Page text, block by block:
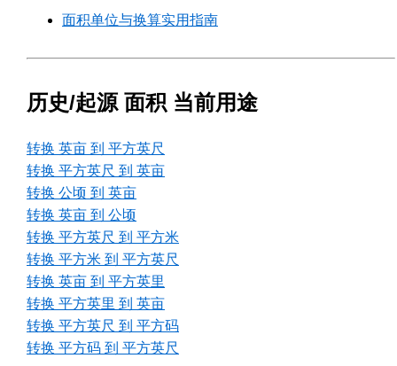
面积单位与换算实用指南
历史/起源 面积 当前用途
转换 英亩 到 平方英尺
转换 平方英尺 到 英亩
转换 公顷 到 英亩
转换 英亩 到 公顷
转换 平方英尺 到 平方米
转换 平方米 到 平方英尺
转换 英亩 到 平方英里
转换 平方英里 到 英亩
转换 平方英尺 到 平方码
转换 平方码 到 平方英尺